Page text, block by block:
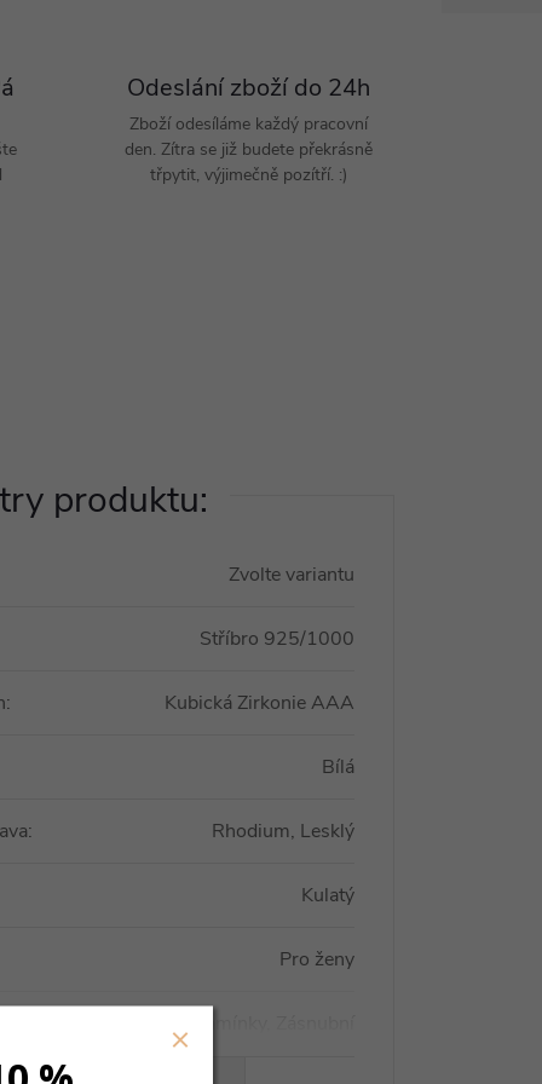
Odeslání zboží do 24h
Zboží odesíláme každý pracovní
den. Zítra se již budete překrásně
třpytit, výjimečně pozítří. :)
produktu:
Zvolte variantu
Stříbro 925/1000
: Kubická Zirkonie AAA
Bílá
: Rhodium, Lesklý
Kulatý
Pro ženy
VŠECHNY PARAMETRY